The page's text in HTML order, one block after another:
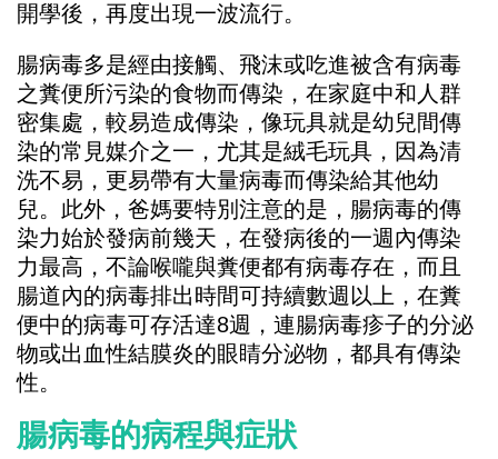
開學後，再度出現一波流行。
腸病毒多是經由接觸、飛沫或吃進被含有病毒
之糞便所污染的食物而傳染，在家庭中和人群
密集處，較易造成傳染，像玩具就是幼兒間傳
染的常見媒介之一，尤其是絨毛玩具，因為清
洗不易，更易帶有大量病毒而傳染給其他幼
兒。此外，爸媽要特別注意的是，腸病毒的傳
染力始於發病前幾天，在發病後的一週內傳染
力最高，不論喉嚨與糞便都有病毒存在，而且
腸道內的病毒排出時間可持續數週以上，在糞
便中的病毒可存活達8週，連腸病毒疹子的分泌
物或出血性結膜炎的眼睛分泌物，都具有傳染
性。
腸病毒的病程與症狀